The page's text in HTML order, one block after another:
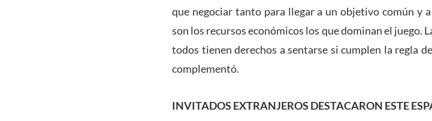
que negociar tanto para llegar a un objetivo común y
son los recursos económicos los que dominan el juego.
todos tienen derechos a sentarse si cumplen la regla
complementó.
INVITADOS EXTRANJEROS DESTACARON ESTE